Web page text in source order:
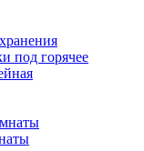
под горячее